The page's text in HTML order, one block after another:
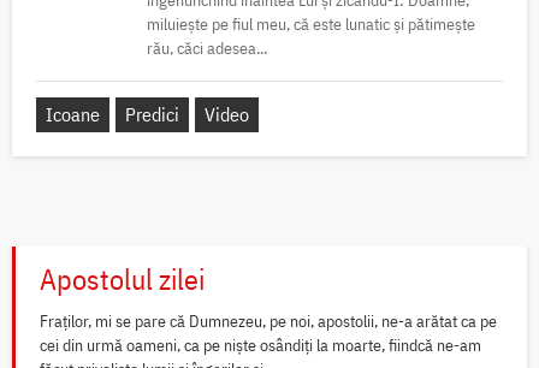
miluiește pe fiul meu, că este lunatic și pătimește
rău, căci adesea...
Icoane Predici Video
Apostolul zilei
Fraților, mi se pare că Dumnezeu, pe noi, apostolii, ne-a arătat ca pe
cei din urmă oameni, ca pe niște osândiți la moarte, fiindcă ne-am